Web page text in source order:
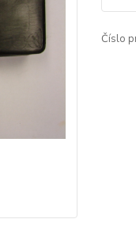
Číslo